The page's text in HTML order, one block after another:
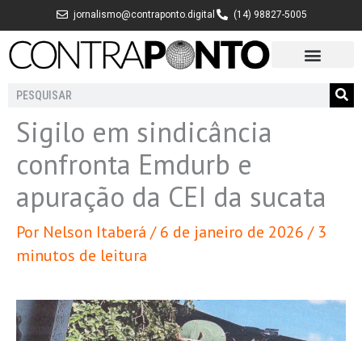
para
jornalismo@contraponto.digital (14) 98827-5005
Pesquisar
Sigilo em sindicância
confronta Emdurb e
apuração da CEI da sucata
Por Nelson Itaberá /6 de janeiro de 2026 / 3
minutos de leitura